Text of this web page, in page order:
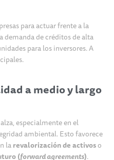
para actuar frente a la
de créditos de alta
para los inversores. A
a medio y largo
especialmente en el
ambiental. Esto favorece
larevalorización de activoso
(forward agreements).